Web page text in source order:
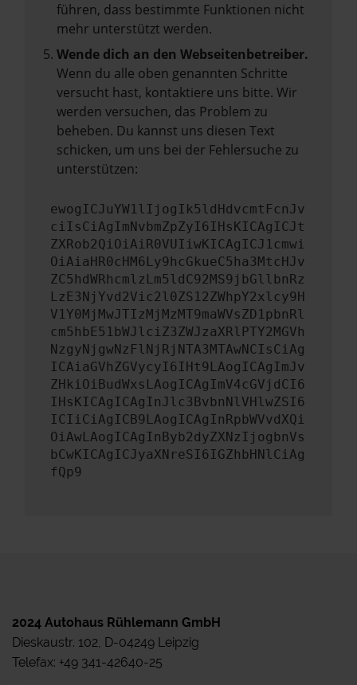
führen, dass bestimmte Funktionen nicht
mehr unterstützt werden.
Wende dich an den Webseitenbetreiber.
Wenn du alle oben genannten Schritte
versucht hast, kontaktiere uns bitte. Wir
werden versuchen, das Problem zu
beheben. Du kannst uns diesen Text
schicken, um uns bei der Fehlersuche zu
unterstützen:
ewogICJuYW1lIjogIk5ldHdvcmtFcnJv
ciIsCiAgImNvbmZpZyI6IHsKICAgICJt
ZXRob2QiOiAiR0VUIiwKICAgICJ1cmwi
OiAiaHR0cHM6Ly9hcGkueC5ha3MtcHJv
ZC5hdWRhcmlzLm5ldC92MS9jbGllbnRz
LzE3NjYvd2Vic2l0ZS12ZWhpY2xlcy9H
V1Y0MjMwJTIzMjMzMT9maWVsZD1pbnRl
cm5hbE51bWJlciZ3ZWJzaXRlPTY2MGVh
NzgyNjgwNzFlNjRjNTA3MTAwNCIsCiAg
ICAiaGVhZGVycyI6IHt9LAogICAgImJv
ZHkiOiBudWxsLAogICAgImV4cGVjdCI6
IHsKICAgICAgInJlc3BvbnNlVHlwZSI6
ICIiCiAgICB9LAogICAgInRpbWVvdXQi
OiAwLAogICAgInByb2dyZXNzIjogbnVs
bCwKICAgICJyaXNreSI6IGZhbHNlCiAg
fQp9
2024 Autohaus Rühlemann GmbH
Dieskaustr. 102, D-04249 Leipzig
Telefax: +49 341-42640-25